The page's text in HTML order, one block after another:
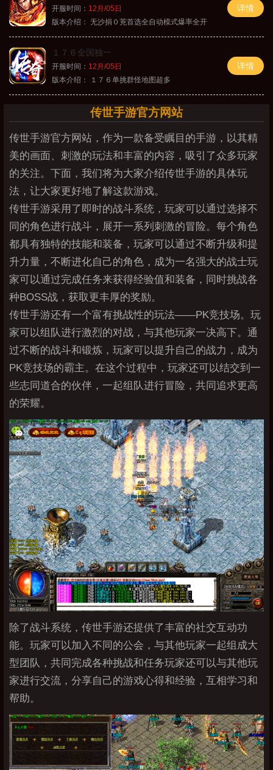
开服时间： 12月/05日
版本介绍： 无沙捐０茺首选全自动模式爆率全开
详情
１７６全国独一
开服时间： 12月/05日
版本介绍：
１７６单挑群怪地图超多
详情
传世手游官方网站
传世手游官方网站，作为一款备受瞩目的手游，以其精
美的画面、刺激的玩法和丰富的内容，吸引了众多玩家
的关注。下面，我们将为大家介绍传世手游的具体玩
法，让大家更好地了解这款游戏。
传世手游采用了即时的战斗系统，玩家可以通过选择不
同的角色进行战斗，展开一系列刺激的冒险。每个角色
都具有独特的技能和装备，玩家可以通过不断升级和提
升力量，不断进化自己的角色，成为一名强大的战士玩
家可以通过完成任务来获得经验值和装备，同时挑战各
种BOSS战，获取更丰厚的奖励。
传世手游还有一个富有挑战性的玩法——PK竞技场。玩
家可以组队进行激烈的对战，与其他玩家一决高下。通
过不断的战斗和锻炼，玩家可以提升自己的战力，成为
PK竞技场的霸主。在这个过程中，玩家还可以结交到一
些志同道合的伙伴，一起组队进行冒险，共同追求更高
的荣耀。
除了战斗系统，传世手游还提供了丰富的社交互动功
能。玩家可以加入不同的公会，与其他玩家一起组成大
型团队，共同完成各种挑战和任务玩家还可以与其他玩
家进行交流，分享自己的游戏心得和经验，互相学习和
帮助。